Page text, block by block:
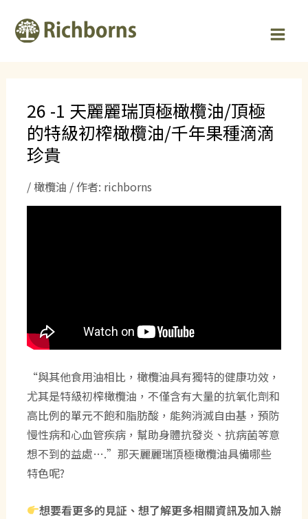
26 -1 天麗麗瑞頂極橄欖油/頂極
的特級初榨橄欖油/千年果種滴滴
珍貴
/ 橄欖油 / 作者: richborns
“與其他食用油相比，橄欖油具有獨特的健康功效，
尤其是特級初榨橄欖油，不僅含有大量的抗氧化劑和
高比例的單元不飽和脂肪酸，能夠消滅自由基，預防
慢性病和心血管疾病，幫助身體抗發炎、抗病菌等意
想不到的益處….”那天麗麗瑞頂極橄欖油具備哪些
特色呢?
想要看更多的見証、想了解更多相關資訊及加入辦
navigation